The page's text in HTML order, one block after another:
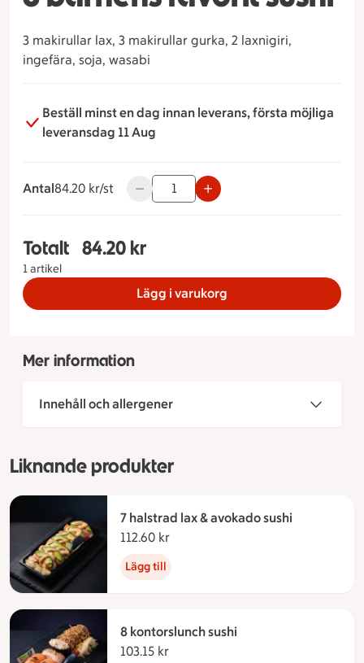
3 makirullar lax, 3 makirullar gurka, 2 laxnigiri,
ingefära, soja, wasabi
Beställ minst en dag innan leverans, första möjliga
leveransdag 11 Aug
Antal
84.20 kronor styck
84.20 kr/st Använd knapparna för att minska
Totalt
1 artikel
Totalt 1 stycken 8 Barnens Favorit Sushi, 84.20
84.20 kr
Lägg i varukorg
Mer information
Innehåll och allergener
Liknande produkter
7 halstrad lax & avokado sushi
112.60 kr
Lägg till
8 kontorslunch sushi
103.15 kr